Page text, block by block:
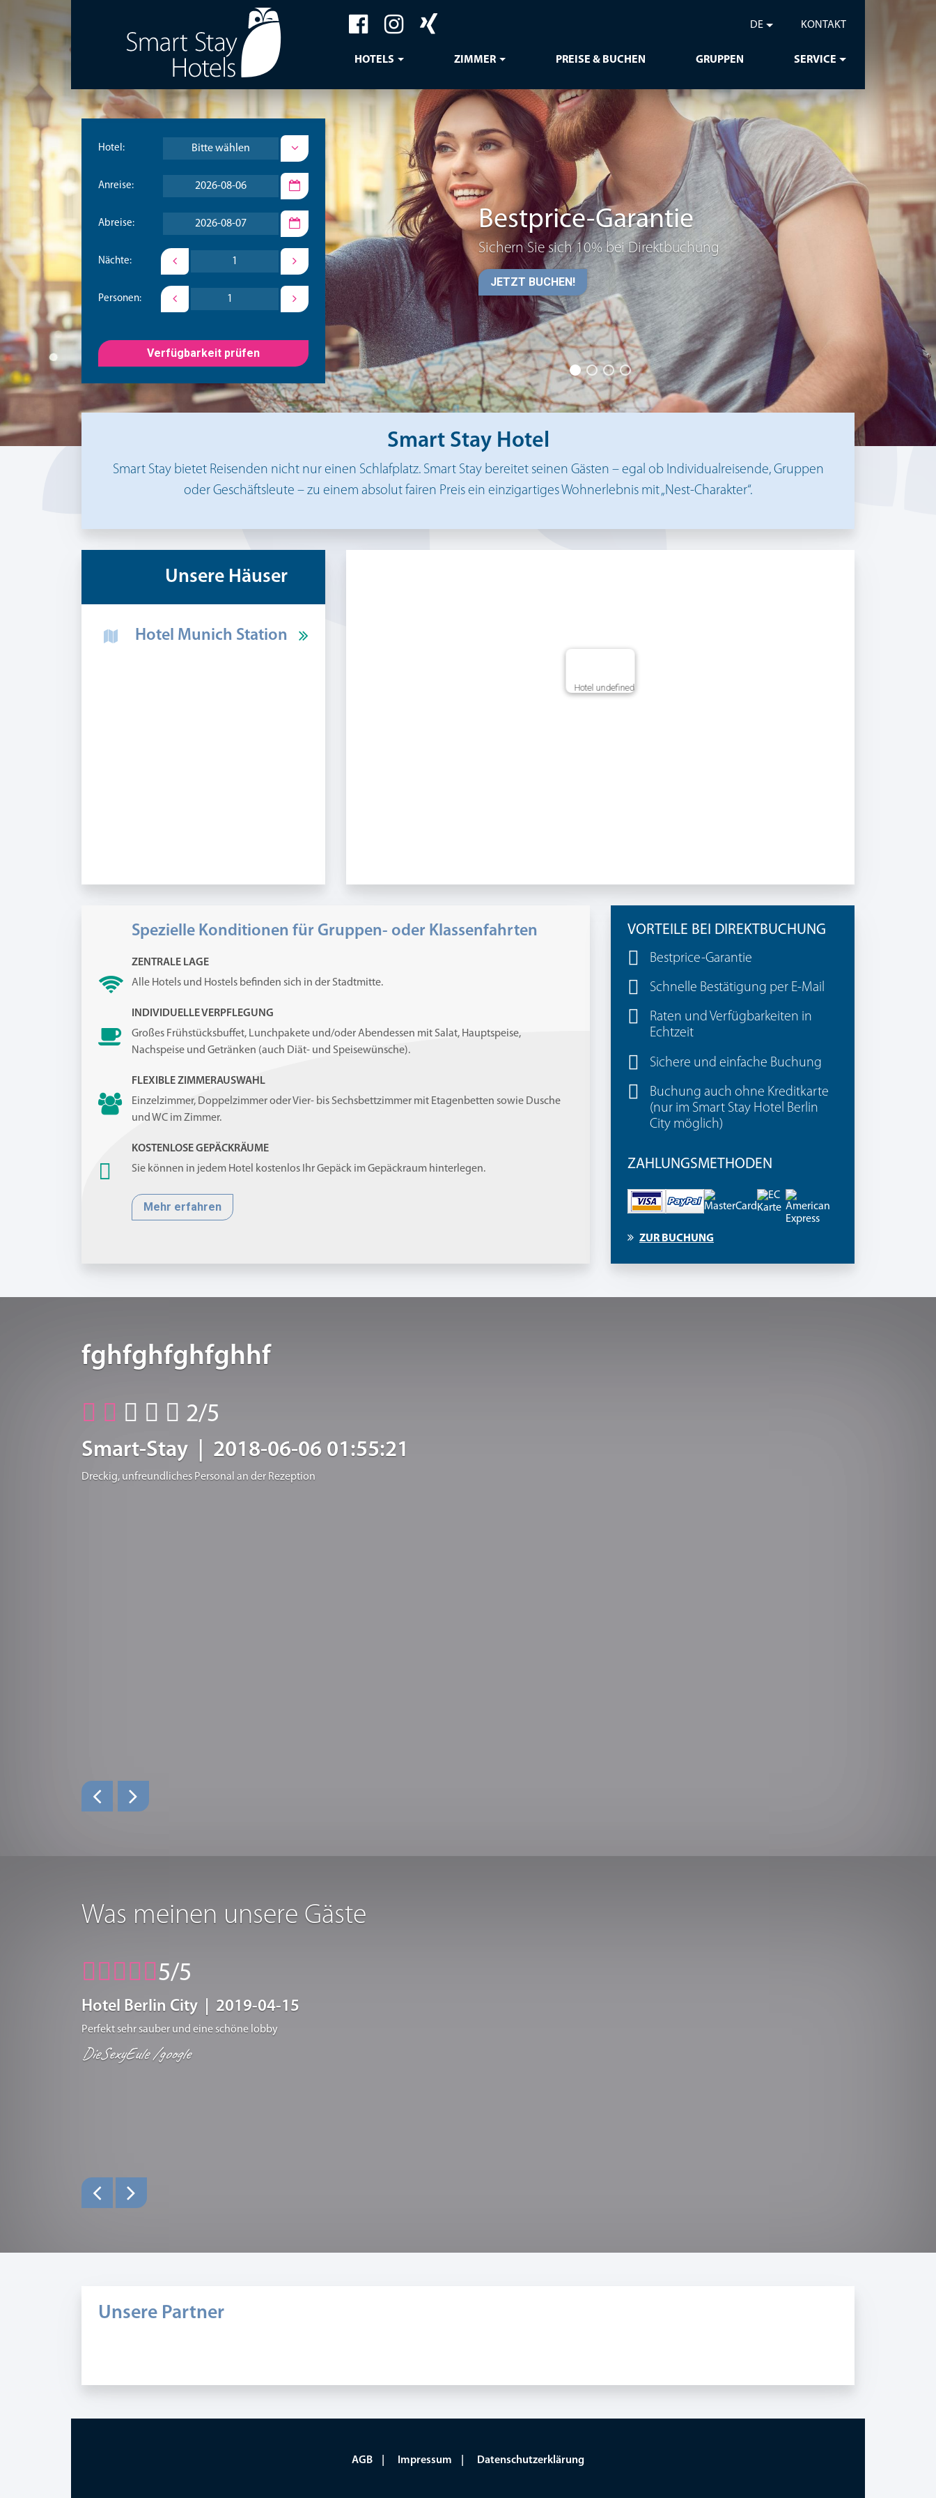
DE KONTAKT
HOTELS ZIMMER PREISE & BUCHEN GRUPPEN SERVICE
Hotel: Bitte wählen
Anreise:
Abreise:
Nächte:
Personen:
Verfügbarkeit prüfen
Bestprice-Garantie
Sichern Sie sich 10% bei Direktbuchung
JETZT BUCHEN!
Smart Stay Hotel
Smart Stay bietet Reisenden nicht nur einen Schlafplatz. Smart Stay bereitet seinen Gästen – egal ob Individualreisende, Gruppen
oder Geschäftsleute – zu einem absolut fairen Preis ein einzigartiges Wohnerlebnis mit „Nest-Charakter“.
Unsere Häuser
Hotel Munich Station
Hotel undefined
Spezielle Konditionen für Gruppen- oder Klassenfahrten
ZENTRALE LAGE
Alle Hotels und Hostels befinden sich in der Stadtmitte.
INDIVIDUELLE VERPFLEGUNG
Großes Frühstücksbuffet, Lunchpakete und/oder Abendessen mit Salat, Hauptspeise,
Nachspeise und Getränken (auch Diät- und Speisewünsche).
FLEXIBLE ZIMMERAUSWAHL
Einzelzimmer, Doppelzimmer oder Vier- bis Sechsbettzimmer mit Etagenbetten sowie Dusche
und WC im Zimmer.
KOSTENLOSE GEPÄCKRÄUME
Sie können in jedem Hotel kostenlos Ihr Gepäck im Gepäckraum hinterlegen.
Mehr erfahren
VORTEILE BEI DIREKTBUCHUNG
Bestprice-Garantie
Schnelle Bestätigung per E-Mail
Raten und Verfügbarkeiten in
Echtzeit
Sichere und einfache Buchung
Buchung auch ohne Kreditkarte
(nur im Smart Stay Hotel Berlin
City möglich)
ZAHLUNGSMETHODEN
VISA PayPal MasterCard
EC
Karte
ZUR BUCHUNG
fghfghfghfghhf
2/5
Smart-Stay | 2018-06-06 01:55:21
Dreckig, unfreundliches Personal an der Rezeption
Was meinen unsere Gäste
5/5
Hotel Berlin City | 2019-04-15
Perfekt sehr sauber und eine schöne lobby
DieSexyEule /google
Unsere Partner
AGB Impressum Datenschutzerklärung